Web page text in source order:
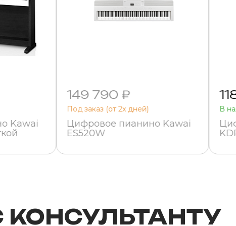
Kawai
149 790 ₽
Под заказ (от 2х дней)
Цифровое пианино Kawai
ES520W
В